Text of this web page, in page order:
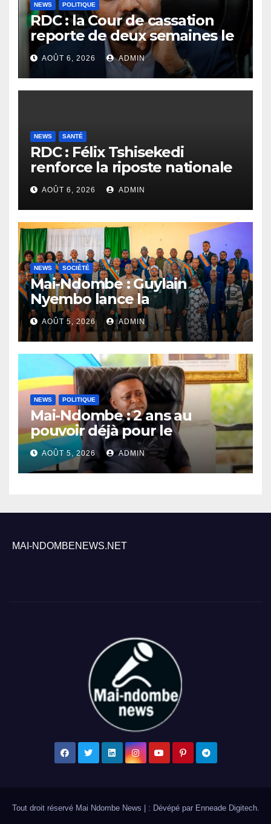
NEWS POLITIQUE
RDC : la Cour de cassation
reporte de deux semaines le
procès Frivao
AOÛT 6, 2026 ADMIN
NEWS SANTÉ
RDC : Félix Tshisekedi
renforce la riposte nationale
contre l’épidémie d’Ebola
AOÛT 6, 2026 ADMIN
NEWS SOCIÉTÉ
Mai-Ndombe : Guylain
Nyembo lance la
sensibilisation au deuxième
recensement général à
Inongo
AOÛT 5, 2026 ADMIN
NEWS POLITIQUE
Mai-Ndombe : 2 ans au
pouvoir déjà pour le
Gouverneur Nkoso Kevani
AOÛT 5, 2026 ADMIN
MAI-NDOMBENEWS.NET
Tout droit réservé Mai Ndombe News : Dévépé par Enneade Digitech.